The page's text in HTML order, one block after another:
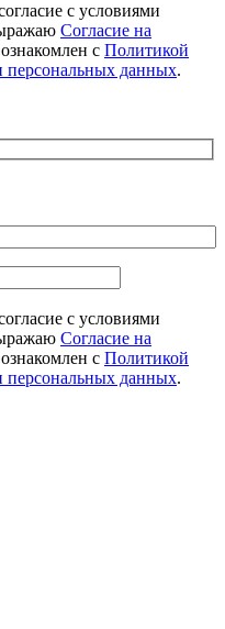
с условиями
Согласие на
с Политикой
персональных данных.
с условиями
Согласие на
с Политикой
персональных данных.